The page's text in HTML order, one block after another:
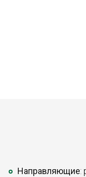
Направляющие: